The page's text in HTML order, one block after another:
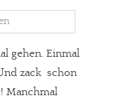
gehen. Einmal
zack  schon
Manchmal